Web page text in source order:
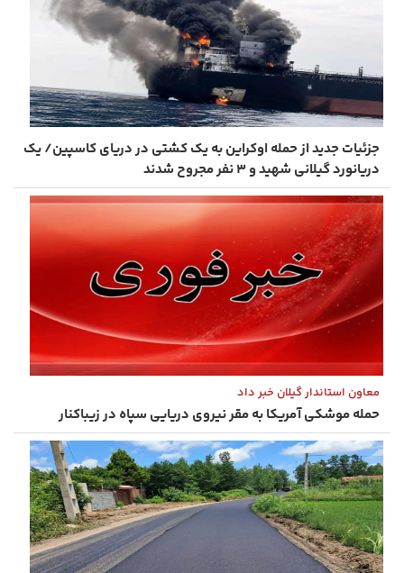
جزئیات جدید از حمله اوکراین به یک کشتی در دریای کاسپین/ یک
دریانورد گیلانی شهید و ۳ نفر مجروح شدند
معاون استاندار گیلان خبر داد
حمله موشکی آمریکا به مقر نیروی دریایی سپاه در زیباکنار